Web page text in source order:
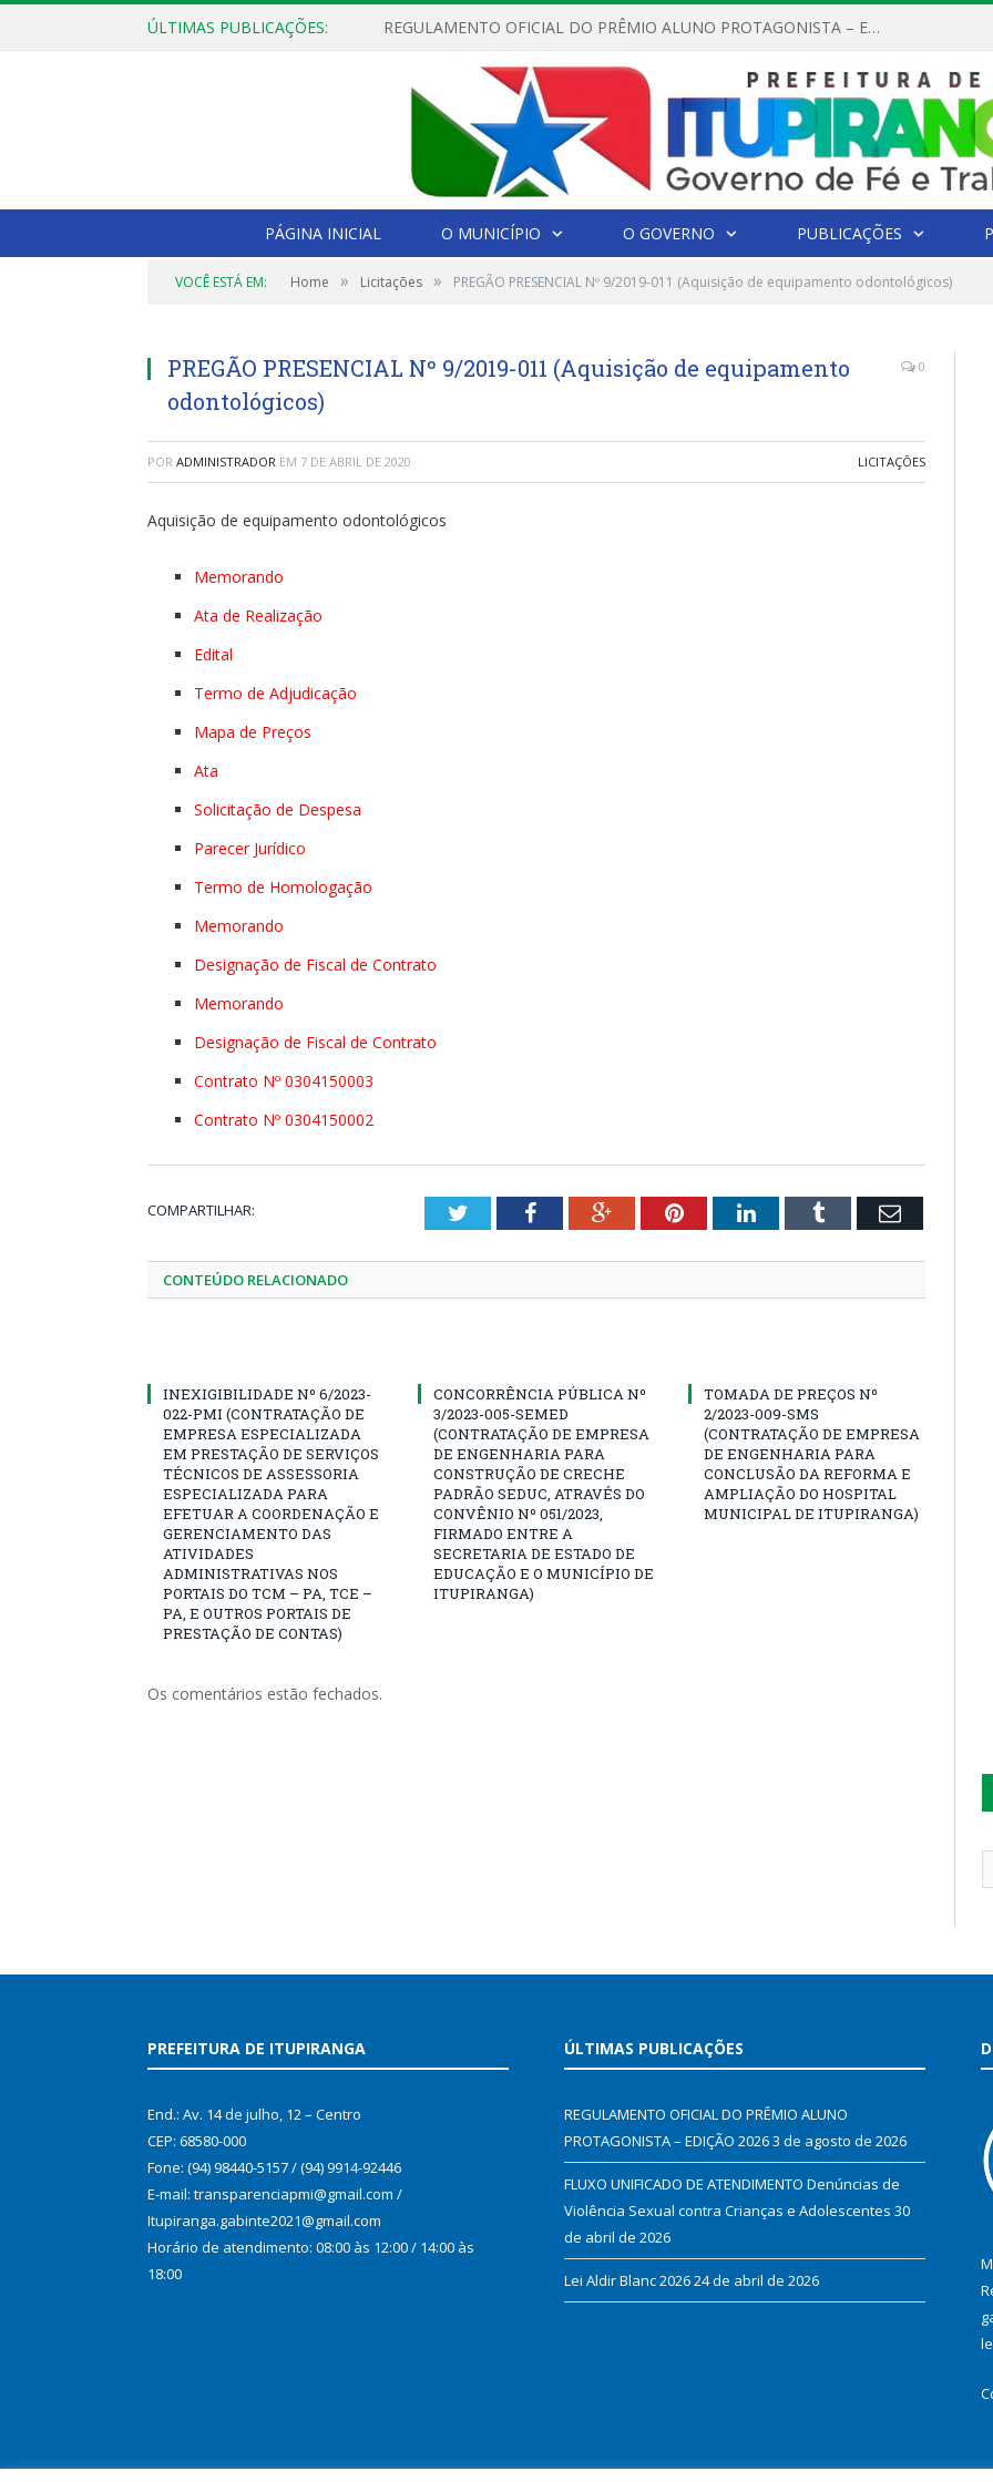
ÚLTIMAS PUBLICAÇÕES: REGULAMENTO OFICIAL DO PRÊMIO ALUNO PROTAGONISTA – EDIÇÃO 2026
PÁGINA INICIAL O MUNICÍPIO O GOVERNO PUBLICAÇÕES
VOCÊ ESTÁ EM: Home » Licitações » PREGÃO PRESENCIAL Nº 9/2019-011 (Aquisição de equipamento odontológicos)
PREGÃO PRESENCIAL Nº 9/2019-011 (Aquisição de equipamento
odontológicos)
0
POR ADMINISTRADOR EM 7 DE ABRIL DE 2020 LICITAÇÕES
Aquisição de equipamento odontológicos
Memorando
Ata de Realização
Edital
Termo de Adjudicação
Mapa de Preços
Ata
Solicitação de Despesa
Parecer Jurídico
Termo de Homologação
Memorando
Designação de Fiscal de Contrato
Memorando
Designação de Fiscal de Contrato
Contrato Nº 0304150003
Contrato Nº 0304150002
COMPARTILHAR: TwitterFacebookGoogle+PinterestLinkedInTumblr Email
CONTEÚDO RELACIONADO
INEXIGIBILIDADE Nº 6/2023-
022-PMI (CONTRATAÇÃO DE
EMPRESA ESPECIALIZADA
EM PRESTAÇÃO DE SERVIÇOS
TÉCNICOS DE ASSESSORIA
ESPECIALIZADA PARA
EFETUAR A COORDENAÇÃO E
GERENCIAMENTO DAS
ATIVIDADES
ADMINISTRATIVAS NOS
PORTAIS DO TCM – PA, TCE –
PA, E OUTROS PORTAIS DE
PRESTAÇÃO DE CONTAS)
CONCORRÊNCIA PÚBLICA Nº
3/2023-005-SEMED
(CONTRATAÇÃO DE EMPRESA
DE ENGENHARIA PARA
CONSTRUÇÃO DE CRECHE
PADRÃO SEDUC, ATRAVÉS DO
CONVÊNIO Nº 051/2023,
FIRMADO ENTRE A
SECRETARIA DE ESTADO DE
EDUCAÇÃO E O MUNICÍPIO DE
ITUPIRANGA)
TOMADA DE PREÇOS Nº
2/2023-009-SMS
(CONTRATAÇÃO DE EMPRESA
DE ENGENHARIA PARA
CONCLUSÃO DA REFORMA E
AMPLIAÇÃO DO HOSPITAL
MUNICIPAL DE ITUPIRANGA)
Os comentários estão fechados.
PREFEITURA DE ITUPIRANGA
End.: Av. 14 de julho, 12 – Centro
CEP: 68580-000
Fone: (94) 98440-5157 / (94) 9914-92446
E-mail: transparenciapmi@gmail.com /
Itupiranga.gabinte2021@gmail.com
Horário de atendimento: 08:00 às 12:00 / 14:00 às
18:00
ÚLTIMAS PUBLICAÇÕES
REGULAMENTO OFICIAL DO PRÊMIO ALUNO
PROTAGONISTA – EDIÇÃO 20263 de agosto de 2026
FLUXO UNIFICADO DE ATENDIMENTO Denúncias de
Violência Sexual contra Crianças e Adolescentes 30
de abril de 2026
Lei Aldir Blanc 202624 de abril de 2026